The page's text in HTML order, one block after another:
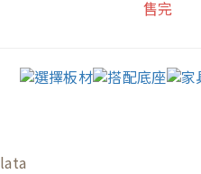
售完